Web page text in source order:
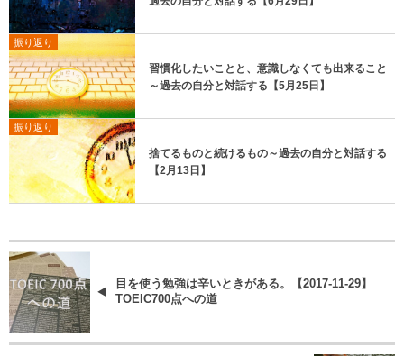
振り返り
習慣化したいことと、意識しなくても出来ること
～過去の自分と対話する【5月25日】
振り返り
捨てるものと続けるもの～過去の自分と対話する
【2月13日】
目を使う勉強は辛いときがある。【2017-11-29】
TOEIC700点への道